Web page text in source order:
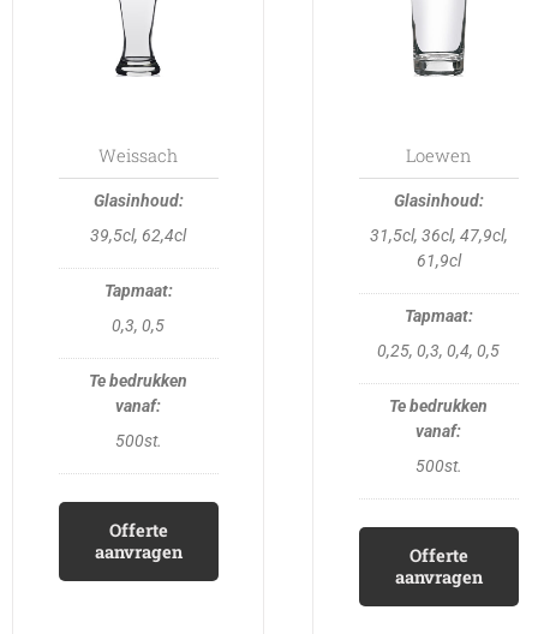
Weissach
39,5cl, 62,4cl
0,3, 0,5
500st.
Offerte
aanvragen
variants.
The
be
chosen
the
Loewen
31,5cl, 36cl, 47,9cl,
61,9cl
0,25, 0,3, 0,4, 0,5
500st.
Offerte
aanvragen
variants.
The
be
chosen
the
page